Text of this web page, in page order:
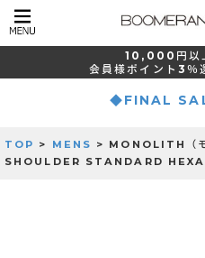
10,000 円以
会員様ポイント 3％
◆FINAL
TOP > MENS > MONOLITH（
SHOULDER STANDARD HEXA